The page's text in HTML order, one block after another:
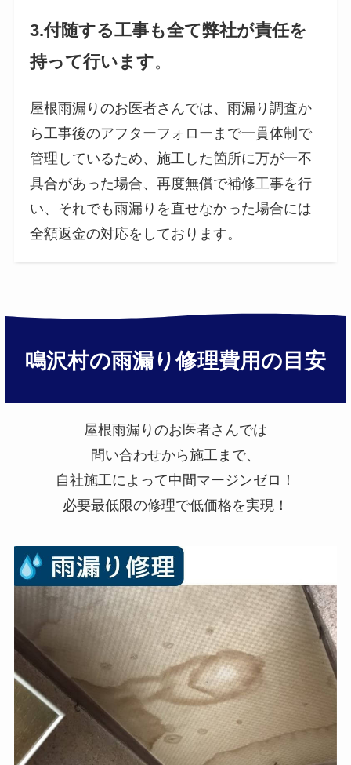
3.付随する工事も全て弊社が責任を
持って行います。
屋根雨漏りのお医者さんでは、雨漏り調査か
ら工事後のアフターフォローまで一貫体制で
管理しているため、施工した箇所に万が一不
具合があった場合、再度無償で補修工事を行
い、それでも雨漏りを直せなかった場合には
全額返金の対応をしております。
鳴沢村の雨漏り修理費用の目安
屋根雨漏りのお医者さんでは
問い合わせから施工まで、
自社施工によって中間マージンゼロ！
必要最低限の修理で低価格を実現！